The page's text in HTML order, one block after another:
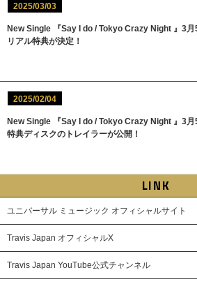
2025/03/03
New Single 『Say I do / Tokyo Crazy Night 』3
リアル特典が決定！
2025/02/04
New Single 『Say I do / Tokyo Crazy Night 』3
特典ディスクのトレイラーが公開！
LINK
ユニバーサル ミュージック オフィシャルサイト
Travis Japan オフィシャルX
Travis Japan YouTube公式チャンネル